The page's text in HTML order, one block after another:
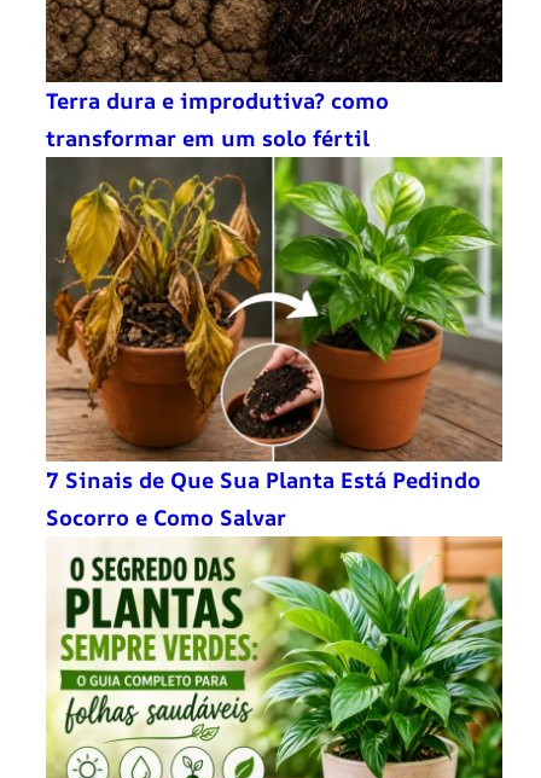
Terra dura e improdutiva? como
transformar em um solo fértil
7 Sinais de Que Sua Planta Está Pedindo
Socorro e Como Salvar